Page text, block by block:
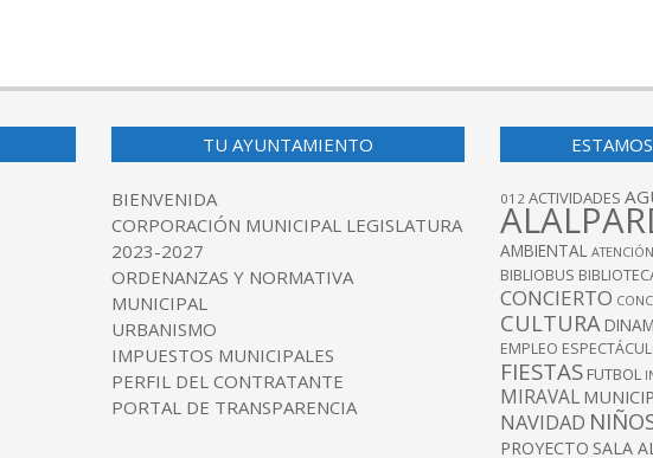
TU AYUNTAMIENTO
BIENVENIDA
CORPORACIÓN MUNICIPAL LEGISLATURA
2023-2027
ORDENANZAS Y NORMATIVA
MUNICIPAL
URBANISMO
IMPUESTOS MUNICIPALES
PERFIL DEL CONTRATANTE
PORTAL DE TRANSPARENCIA
012 ACTIVIDADES
AMBIENTAL ATENCIÓN
BIBLIOBUS
CONCIERTO
CULTURA
EMPLEO
FIESTAS FUTBOL
MIRAVAL
NAVIDAD
PROYECTO SALA